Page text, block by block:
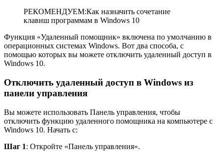
РЕКОМЕНДУЕМ:Как назначить сочетание
клавиш программам в Windows 10
Функция «Удаленный помощник» включена по умолчанию в
операционных системах Windows. Вот два способа, с
помощью которых вы можете отключить удаленный доступ в
Windows 10.
Отключить удаленный доступ в Windows из
панели управления
Вы можете использовать Панель управления, чтобы
отключить функцию удаленного помощника на компьютере с
Windows 10. Начать с:
Шаг 1: Откройте «Панель управления».